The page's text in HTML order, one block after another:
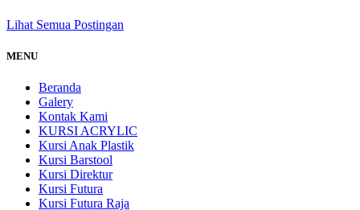
Lihat Semua Postingan
MENU
Beranda
Galery
Kontak Kami
KURSI ACRYLIC
Kursi Anak Plastik
Kursi Barstool
Kursi Direktur
Kursi Futura
Kursi Futura Raja